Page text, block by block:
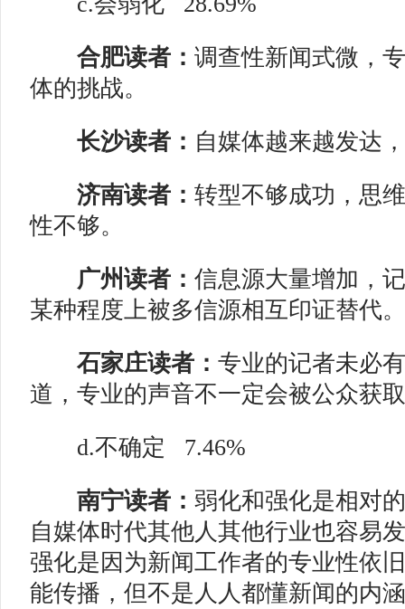
合肥读者： 调查性新闻式微，
体的挑战。
长沙读者： 自媒体越来越发达
济南读者： 转型不够成功，思
性不够。
广州读者： 信息源大量增加，
某种程度上被多信源相互印证替代。
石家庄读者： 专业的记者未必
道，专业的声音不一定会被公众获
d.不确定 7.46%
南宁读者： 弱化和强化是相对
自媒体时代其他人其他行业也容易
强化是因为新闻工作者的专业性依
能传播，但不是人人都懂新闻的内